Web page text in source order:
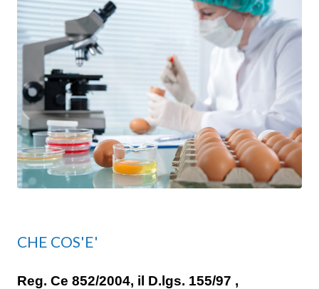
CHE COS'E'
Reg. Ce 852/2004, il D.lgs. 155/97 ,